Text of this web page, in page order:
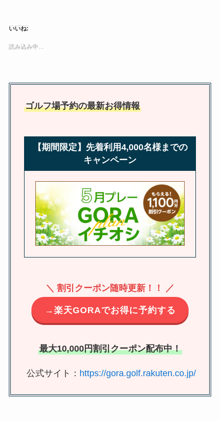
いいね:
読み込み中…
ゴルフ場予約の最新お得情報
【期間限定】先着利用4,000名様までの
キャンペーン
＼ 割引クーポン随時更新！！ ／
→楽天GORAでお得に予約する
最大10,000円割引クーポン配布中！
公式サイト： https://gora.golf.rakuten.co.jp/